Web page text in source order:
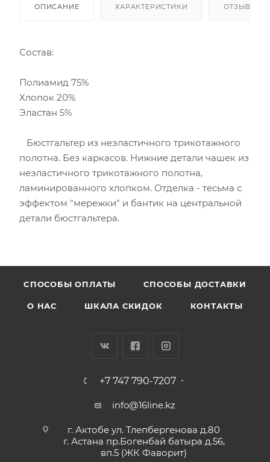
ОПИСАНИЕ ХАРАКТЕРИСТИКИ ОТЗЫВЫ
Состав:
Полиамид 75%
Хлопок 20%
Эластан 5%
Бюстгальтер из неэластичного трикотажного
полотна. Без каркасов. Нижние детали чашек из
неэластичного трикотажного полотна,
ламинированного хлопком. Отделка - тесьма с
эффектом "мережки" и бантик на центральной
детали бюстгальтера.
CПОСОБЫ ОПЛАТЫ СПОСОБЫ ДОСТАВКИ
О НАС ШКАЛА СКИДОК КОНТАКТЫ
+7 747 790-7207
info@16line.kz
г. Актобе ул. Тлепбергенова д.80
г. Астана пр.Богенбай батыра д.56,
вп.5 (ЖК Фаворит)